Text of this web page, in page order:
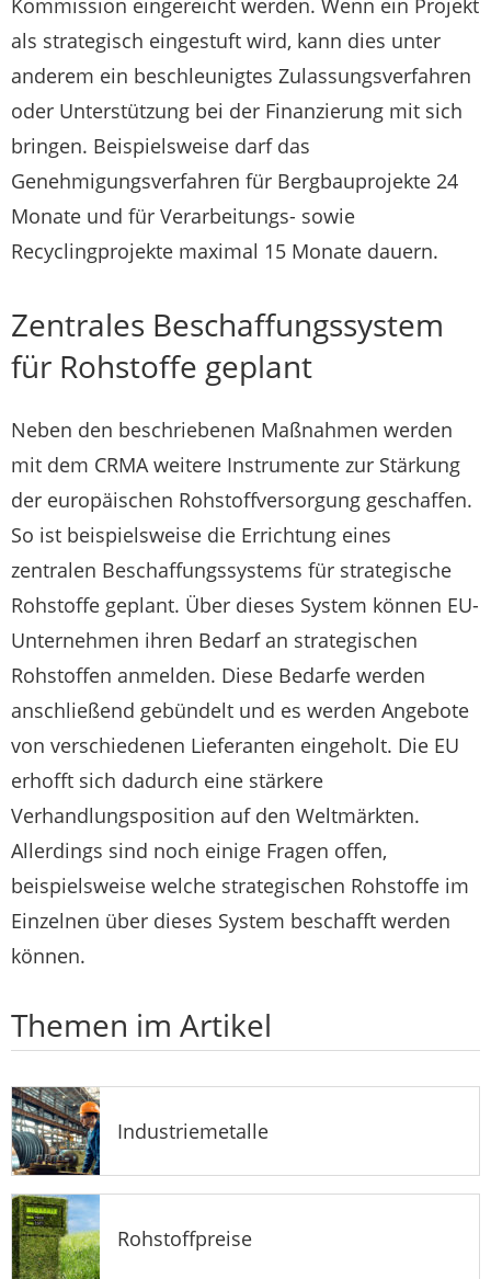
als strategisch eingestuft wird, kann dies unter
anderem ein beschleunigtes Zulassungsverfahren
oder Unterstützung bei der Finanzierung mit sich
bringen. Beispielsweise darf das
Genehmigungsverfahren für Bergbauprojekte 24
Monate und für Verarbeitungs- sowie
Recyclingprojekte maximal 15 Monate dauern.
Zentrales Beschaffungssystem
für Rohstoffe geplant
Neben den beschriebenen Maßnahmen werden
mit dem CRMA weitere Instrumente zur Stärkung
der europäischen Rohstoffversorgung geschaffen.
So ist beispielsweise die Errichtung eines
zentralen Beschaffungssystems für strategische
Rohstoffe geplant. Über dieses System können EU-
Unternehmen ihren Bedarf an strategischen
Rohstoffen anmelden. Diese Bedarfe werden
anschließend gebündelt und es werden Angebote
von verschiedenen Lieferanten eingeholt. Die EU
erhofft sich dadurch eine stärkere
Verhandlungsposition auf den Weltmärkten.
Allerdings sind noch einige Fragen offen,
beispielsweise welche strategischen Rohstoffe im
Einzelnen über dieses System beschafft werden
können.
Themen im Artikel
Industriemetalle
Rohstoffpreise